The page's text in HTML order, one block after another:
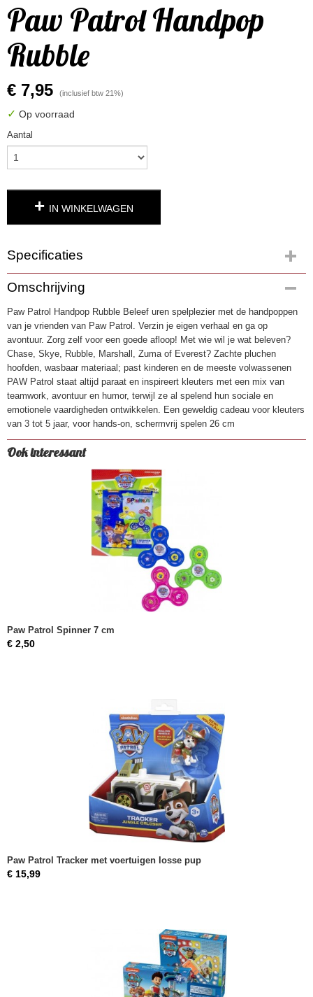
Paw Patrol Handpop
Rubble
€ 7,95 (inclusief btw 21%)
✓ Op voorraad
Aantal
IN WINKELWAGEN
Specificaties
Productcode
4647
EAN code
8721077564432
Omschrijving
Paw Patrol Handpop Rubble Beleef uren spelplezier met de handpoppen
van je vrienden van Paw Patrol. Verzin je eigen verhaal en ga op
avontuur. Zorg zelf voor een goede afloop! Met wie wil je wat beleven?
Chase, Skye, Rubble, Marshall, Zuma of Everest? Zachte pluchen
hoofden, wasbaar materiaal; past kinderen en de meeste volwassenen
PAW Patrol staat altijd paraat en inspireert kleuters met een mix van
teamwork, avontuur en humor, terwijl ze al spelend hun sociale en
emotionele vaardigheden ontwikkelen. Een geweldig cadeau voor kleuters
van 3 tot 5 jaar, voor hands-on, schermvrij spelen 26 cm
Ook interessant
Paw Patrol Spinner 7 cm
€ 2,50
Paw Patrol Tracker met voertuigen losse pup
€ 15,99